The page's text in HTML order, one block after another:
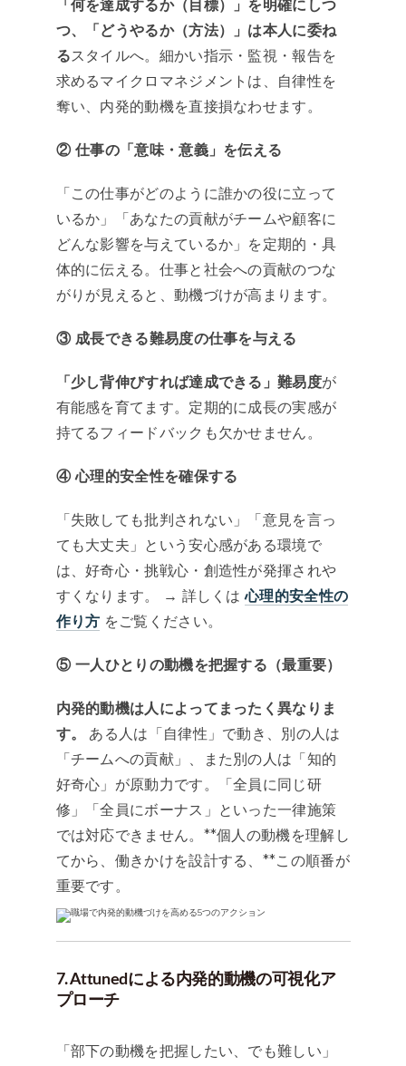
「何を達成するか（目標）」を明確にしつ
つ、「どうやるか（方法）」は本人に委ね
るスタイルへ。細かい指示・監視・報告を
求めるマイクロマネジメントは、自律性を
奪い、内発的動機を直接損なわせます。
② 仕事の「意味・意義」を伝える
「この仕事がどのように誰かの役に立って
いるか」「あなたの貢献がチームや顧客に
どんな影響を与えているか」を定期的・具
体的に伝える。仕事と社会への貢献のつな
がりが見えると、動機づけが高まります。
③ 成長できる難易度の仕事を与える
「少し背伸びすれば達成できる」難易度が
有能感を育てます。定期的に成長の実感が
持てるフィードバックも欠かせません。
④ 心理的安全性を確保する
「失敗しても批判されない」「意見を言っ
ても大丈夫」という安心感がある環境で
は、好奇心・挑戦心・創造性が発揮されや
すくなります。 → 詳しくは心理的安全性の
作り方 をご覧ください。
⑤ 一人ひとりの動機を把握する（最重要）
内発的動機は人によってまったく異なりま
す。
ある人は「自律性」で動き、別の人は
「チームへの貢献」、また別の人は「知的
好奇心」が原動力です。「全員に同じ研
修」「全員にボーナス」といった一律施策
では対応できません。**個人の動機を理解し
てから、働きかけを設計する、**この順番が
重要です。
7. Attunedによる内発的動機の可視化ア
プローチ
「部下の動機を把握したい、でも難しい」